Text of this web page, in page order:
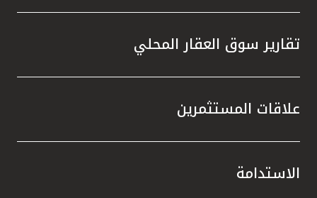
تقارير سوق العقار المحلي
علاقات المستثمرين
الاستدامة